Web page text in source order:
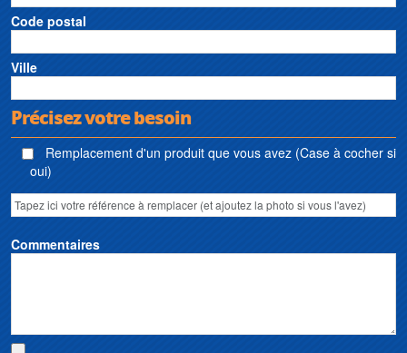
Code postal
Ville
Précisez votre besoin
Remplacement d'un produit que vous avez (Case à cocher si
oui)
Commentaires